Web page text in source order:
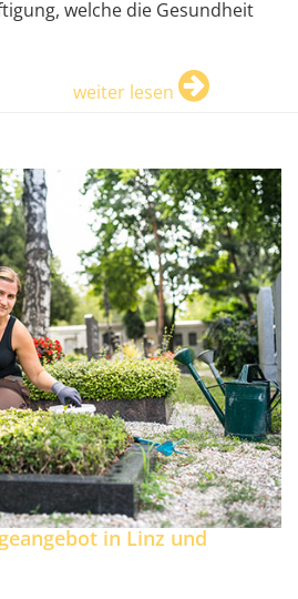
welche die Gesundheit
weiter lesen
in Linz und